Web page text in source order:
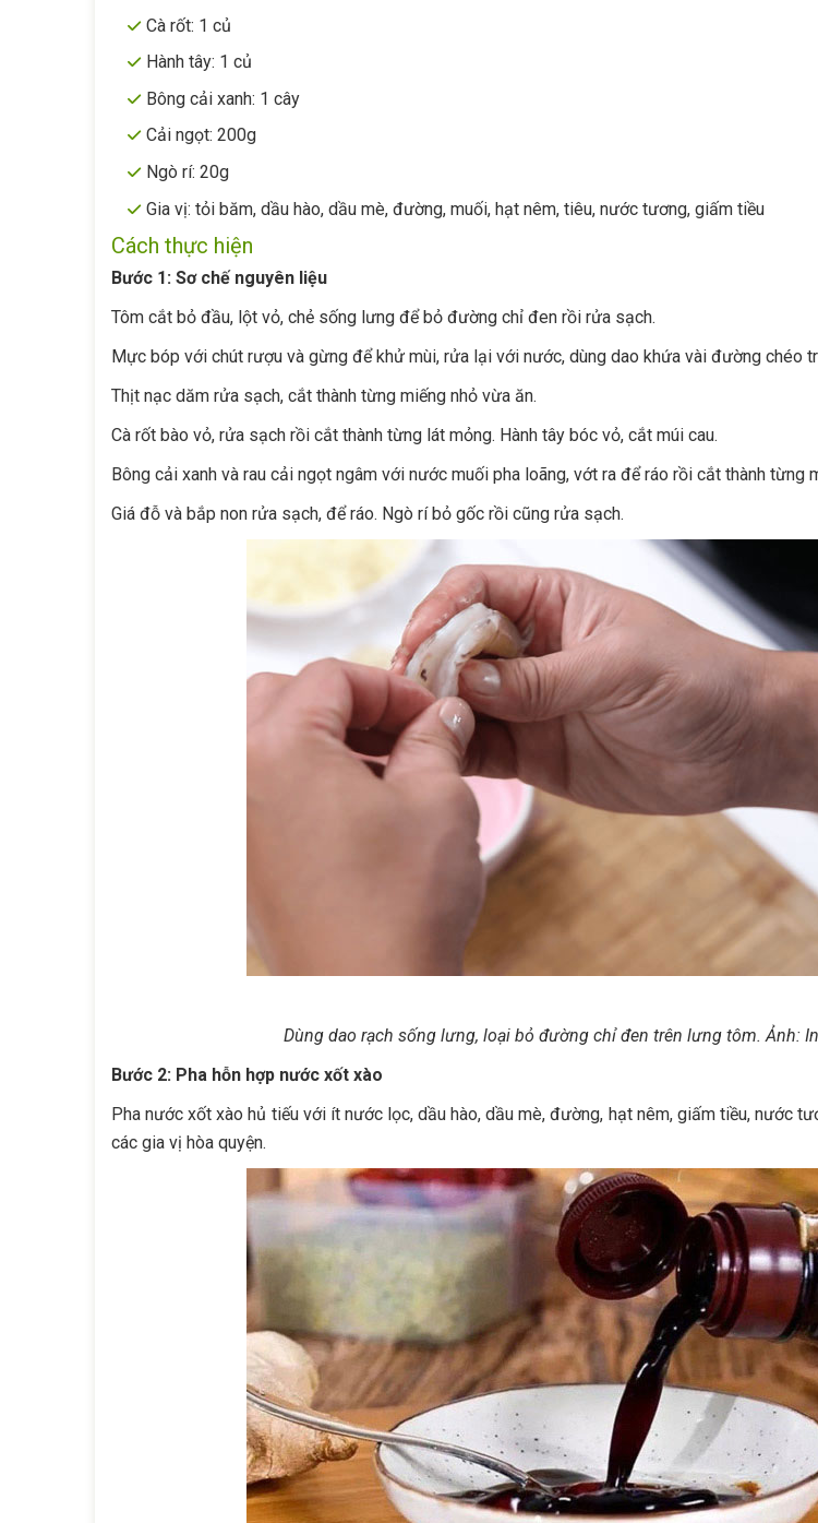
Cà rốt: 1 củ
Hành tây: 1 củ
Bông cải xanh: 1 cây
Cải ngọt: 200g
Ngò rí: 20g
Gia vị: tỏi băm, dầu hào, dầu mè, đường, muối, hạt nêm, tiêu, nước tương, giấm tiều
Cách thực hiện
Bước 1: Sơ chế nguyên liệu
Tôm cắt bỏ đầu, lột vỏ, chẻ sống lưng để bỏ đường chỉ đen rồi rửa sạch.
Mực bóp với chút rượu và gừng để khử mùi, rửa lại với nước, dùng dao khứa vài đường chéo
Thịt nạc dăm rửa sạch, cắt thành từng miếng nhỏ vừa ăn.
Cà rốt bào vỏ, rửa sạch rồi cắt thành từng lát mỏng. Hành tây bóc vỏ, cắt múi cau.
Bông cải xanh và rau cải ngọt ngâm với nước muối pha loãng, vớt ra để ráo rồi cắt thành từng
Giá đỗ và bắp non rửa sạch, để ráo. Ngò rí bỏ gốc rồi cũng rửa sạch.
Dùng dao rạch sống lưng, loại bỏ đường chỉ đen trên lưng tôm. Ảnh:
Bước 2: Pha hỗn hợp nước xốt xào
Pha nước xốt xào hủ tiếu với ít nước lọc, dầu hào, dầu mè, đường, hạt nêm, giấm tiều, nước
các gia vị hòa quyện.